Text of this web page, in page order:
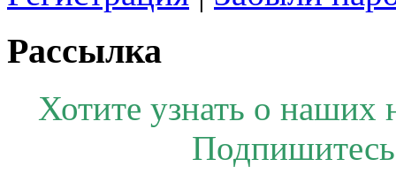
Рассылка
Хотите узнать о наших